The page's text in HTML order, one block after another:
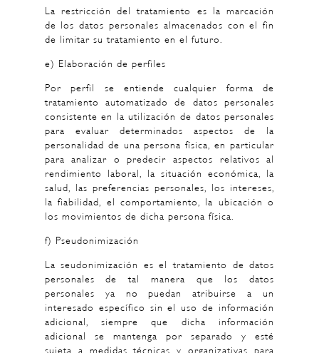
La restricción del tratamiento es la marcación
de los datos personales almacenados con el fin
de limitar su tratamiento en el futuro.
e) Elaboración de perfiles
Por perfil se entiende cualquier forma de
tratamiento automatizado de datos personales
consistente en la utilización de datos personales
para evaluar determinados aspectos de la
personalidad de una persona física, en particular
para analizar o predecir aspectos relativos al
rendimiento laboral, la situación económica, la
salud, las preferencias personales, los intereses,
la fiabilidad, el comportamiento, la ubicación o
los movimientos de dicha persona física.
f) Pseudonimización
La seudonimización es el tratamiento de datos
personales de tal manera que los datos
personales ya no puedan atribuirse a un
interesado específico sin el uso de información
adicional, siempre que dicha información
adicional se mantenga por separado y esté
sujeta a medidas técnicas y organizativas para